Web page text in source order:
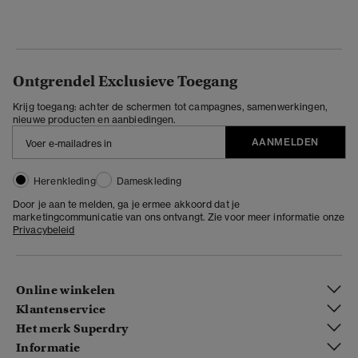
Ontgrendel Exclusieve Toegang
Krijg toegang: achter de schermen tot campagnes, samenwerkingen,
nieuwe producten en aanbiedingen.
AANMELDEN
Herenkleding
Dameskleding
Door je aan te melden, ga je ermee akkoord dat je
marketingcommunicatie van ons ontvangt. Zie voor meer informatie onze
Privacybeleid
Online winkelen
Klantenservice
Het merk Superdry
Informatie